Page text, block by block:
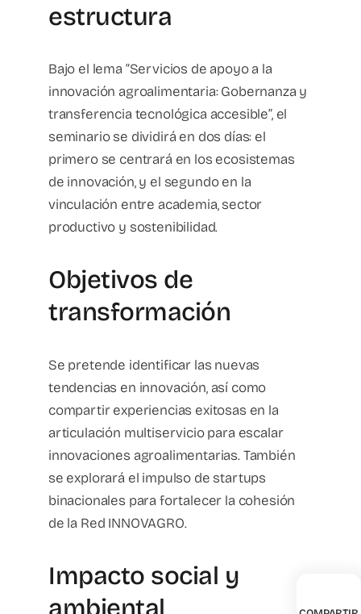
estructura
Bajo el lema “Servicios de apoyo a la
innovación agroalimentaria: Gobernanza y
transferencia tecnológica accesible”, el
seminario se dividirá en dos días: el
primero se centrará en los ecosistemas
de innovación, y el segundo en la
vinculación entre academia, sector
productivo y sostenibilidad.
Objetivos de
transformación
Se pretende identificar las nuevas
tendencias en innovación, así como
compartir experiencias exitosas en la
articulación multiservicio para escalar
innovaciones agroalimentarias. También
se explorará el impulso de startups
binacionales para fortalecer la cohesión
de la Red INNOVAGRO.
Impacto social y
ambiental